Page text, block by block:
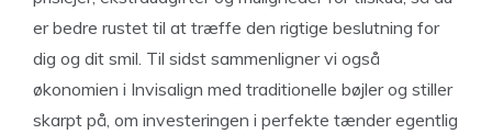
er bedre rustet til at træffe den rigtige beslutning for
dig og dit smil. Til sidst sammenligner vi også
økonomien i Invisalign med traditionelle bøjler og stiller
skarpt på, om investeringen i perfekte tænder egentlig